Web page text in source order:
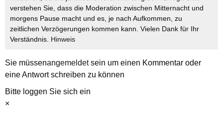
verstehen Sie, dass die Moderation zwischen Mitternacht und
morgens Pause macht und es, je nach Aufkommen, zu
zeitlichen Verzögerungen kommen kann. Vielen Dank für Ihr
Verständnis. Hinweis
Sie müssenangemeldetsein um einen Kommentar oder
eine Antwort schreiben zu können
Bitte loggen Sie sich ein
×